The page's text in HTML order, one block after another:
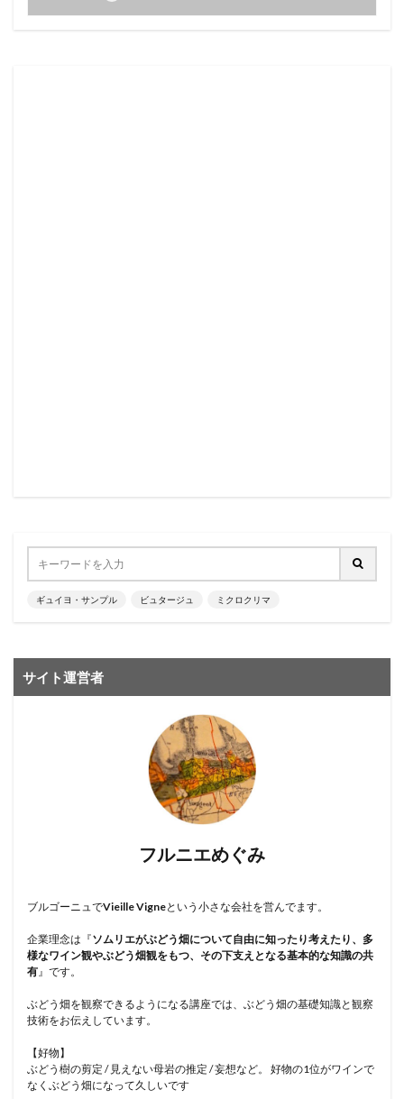
ギュイヨ・サンプル ビュタージュ ミクロクリマ
サイト運営者
フルニエめぐみ
ブルゴーニュでVieille Vigneという小さな会社を営んでます。
企業理念は『ソムリエがぶどう畑について自由に知ったり考えたり、多
様なワイン観やぶどう畑観をもつ、その下支えとなる基本的な知識の共
有』です。
ぶどう畑を観察できるようになる講座では、ぶどう畑の基礎知識と観察
技術をお伝えしています。
【好物】
ぶどう樹の剪定 / 見えない母岩の推定 / 妄想など。 好物の1位がワインで
なくぶどう畑になって久しいです